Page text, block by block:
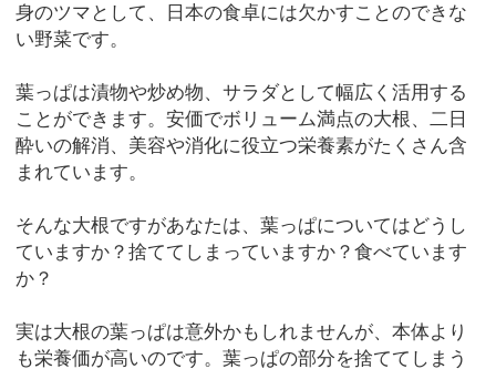
身のツマとして、日本の食卓には欠かすことのできな
い野菜です。
葉っぱは漬物や炒め物、サラダとして幅広く活用する
ことができます。安価でボリューム満点の大根、二日
酔いの解消、美容や消化に役立つ栄養素がたくさん含
まれています。
そんな大根ですがあなたは、葉っぱについてはどうし
ていますか？捨ててしまっていますか？食べています
か？
実は大根の葉っぱは意外かもしれませんが、本体より
も栄養価が高いのです。葉っぱの部分を捨ててしまう